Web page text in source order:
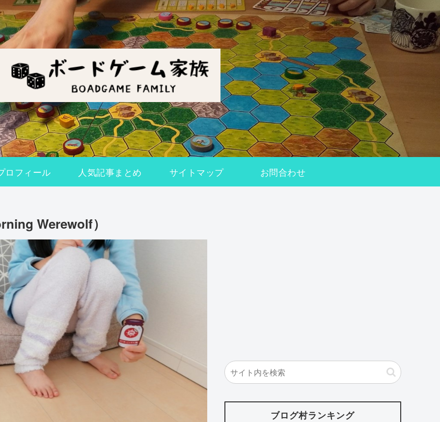
ロフィール 人気記事まとめ サイトマップ お問合わせ
Werewolf）
ブログ村ランキング